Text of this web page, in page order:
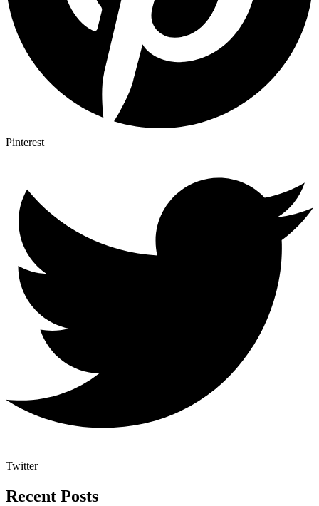
Pinterest
Twitter
Recent Posts